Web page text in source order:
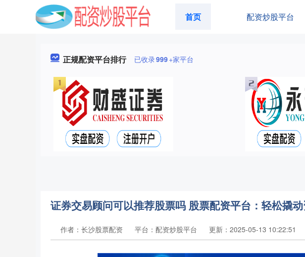
首页 配资炒股平台
正规配资平台排行 已收录999+家平台
证券交易顾问可以推荐股票吗 股票配资平台：轻松撬
作者：长沙股票配资 平台：配资炒股平台 更新：2025-05-13 10:22:51